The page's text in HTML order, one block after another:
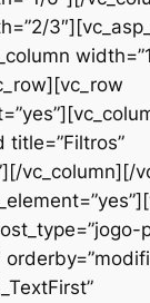
title=”Filtros”
vc_column][/